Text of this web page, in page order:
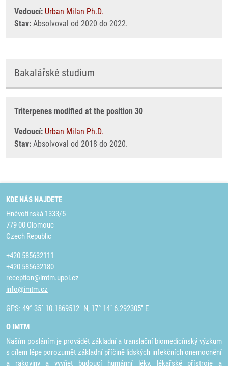
Vedoucí: Urban Milan Ph.D.
Stav: Absolvoval od 2020 do 2022.
Bakalářské studium
Triterpenes modified at the position 30
Vedoucí: Urban Milan Ph.D.
Stav: Absolvoval od 2018 do 2020.
KDE NÁS NAJDETE
Hněvotínská 1333/5
779 00 Olomouc
Czech Republic
+420 585632111
+420 585632180
reception@imtm.upol.cz
info@imtm.cz
GPS: 49° 35´ 10.1869512" N, 17° 14´ 6.292305" E
O IMTM
Naším posláním je provádět základní a translační biomedicínský výzkum
s cílem lépe porozumět základní příčině lidských infekčních onemocnění
a rakoviny a vyvíjet budoucí humánní léky, lékařské přístroje a